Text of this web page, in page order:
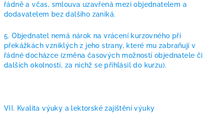
řádně a včas, smlouva uzavřená mezi objednatelem a
dodavatelem bez dalšího zaniká.
5. Objednatel nemá nárok na vrácení kurzovného při
překážkách vzniklých z jeho strany, které mu zabraňují v
řádné docházce (změna časových možností objednatele či
dalších okolností, za nichž se přihlásil do kurzu).
VII. Kvalita výuky a lektorské zajištění výuky